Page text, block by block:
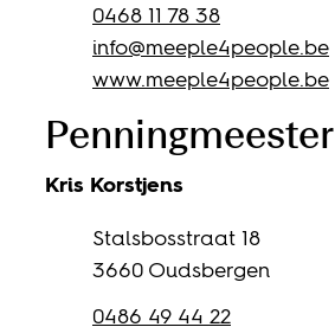
0468 11 78 38
E-mailinfo@meeple4people.be
Websitewww.meeple4people.be
Penningmeester
Kris Korstjens
AdresStalsbosstraat 18
,3660 Oudsbergen
0486 49 44 22